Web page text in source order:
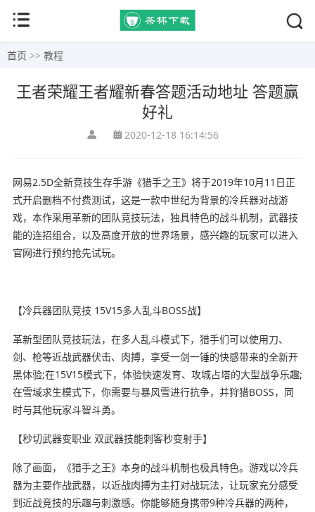
首页 >> 教程
王者荣耀王者耀新春答题活动地址 答题赢
好礼
2020-12-18 16:14:56
网易2.5D全新竞技生存手游《猎手之王》将于2019年10月11日正
式开启删档不付费测试，这是一款中世纪为背景的冷兵器对战游
戏，本作采用革新的团队竞技玩法，独具特色的战斗机制，武器技
能的连招组合，以及高度开放的世界场景，感兴趣的玩家可以进入
官网进行预约抢先试玩。
【冷兵器团队竞技 15V15多人乱斗BOSS战】
革新型团队竞技玩法，在多人乱斗模式下，猎手们可以使用刀、
剑、枪等近战武器伏击、肉搏，享受一剑一锤的快感带来的全新开
黑体验;在15V15模式下，体验快速发育、攻城占塔的大型战争乐趣;
在雪域求生模式下，你需要与暴风雪进行抗争，并狩猎BOSS，同
时与其他玩家斗智斗勇。
【秒切武器变职业 双武器技能刺客秒变射手】
除了画面，《猎手之王》本身的战斗机制也极具特色。游戏以冷兵
器为主要作战武器，以近战肉搏为主打对战玩法，让玩家充分感受
到近战竞技的乐趣与刺激感。你能够随身携带9种冷兵器的两种，